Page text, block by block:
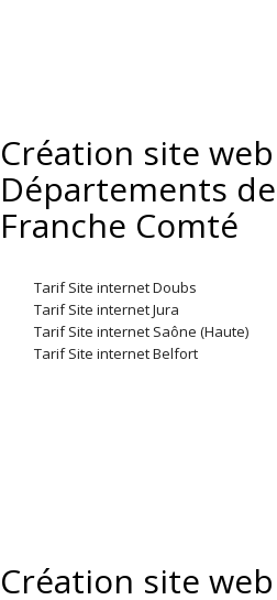
Création site
Départements
Franche Comté
Tarif Site internet Doubs
Tarif Site internet Jura
Tarif Site internet Saône (Haute)
Tarif Site internet Belfort
Création site